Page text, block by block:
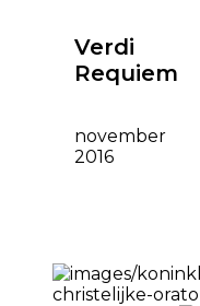
Verdi
Requiem
november
2016